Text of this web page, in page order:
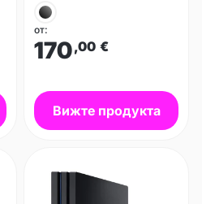
от:
170,00 €
Вижте продукта